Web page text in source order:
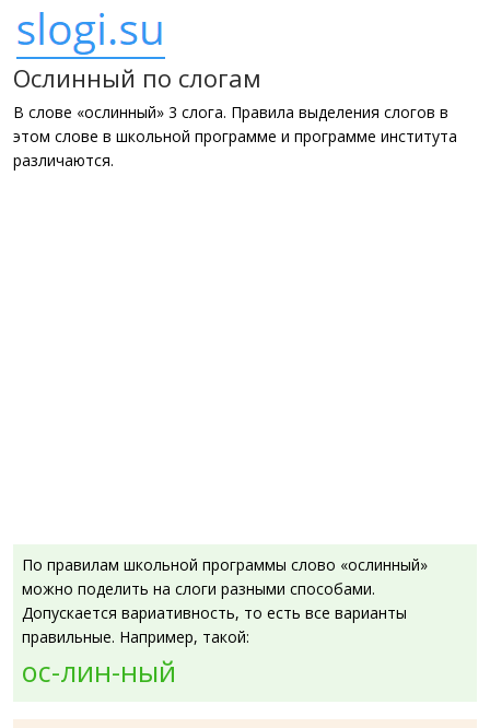
Ослинный по слогам
В слове «ослинный» 3 слога. Правила выделения слогов в
этом слове в школьной программе и программе института
различаются.
По правилам школьной программы слово «ослинный»
можно поделить на слоги разными способами.
Допускается вариативность, то есть все варианты
правильные. Например, такой:
ос-лин-ный